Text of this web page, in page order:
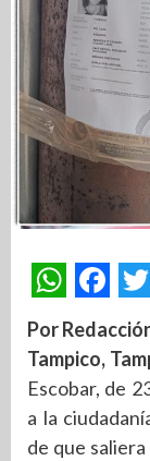
Por
Tampico,
Escobar, de
a la
de que